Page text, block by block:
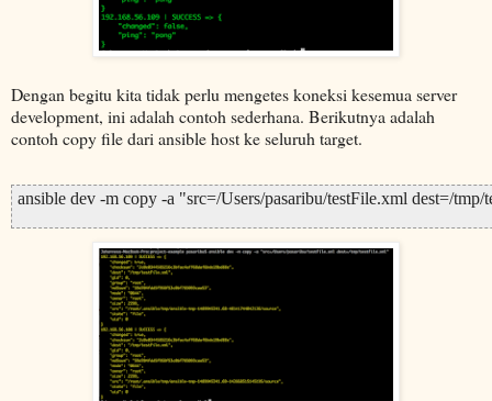
Dengan begitu kita tidak perlu mengetes koneksi kesemua server
development, ini adalah contoh sederhana. Berikutnya adalah
contoh copy file dari ansible host ke seluruh target.
ansible dev -m copy -a "src=/Users/pasaribu/testFile.xml dest=/tmp/